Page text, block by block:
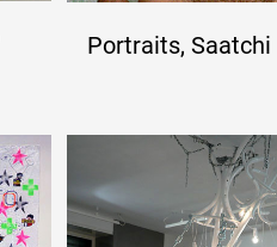
Portraits, Saatchi